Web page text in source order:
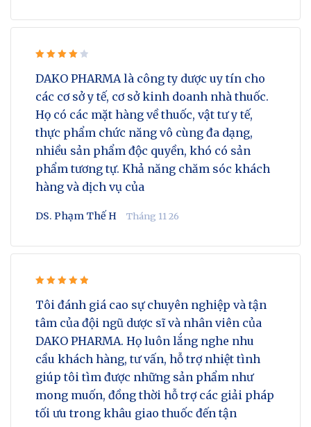
DAKO PHARMA là công ty dược uy tín cho
các cơ sở y tế, cơ sở kinh doanh nhà thuốc.
Họ có các mặt hàng về thuốc, vật tư y tế,
thực phẩm chức năng vô cùng đa dạng,
nhiều sản phẩm độc quyền, khó có sản
phẩm tương tự. Khả năng chăm sóc khách
hàng và dịch vụ của
DS. Phạm Thế H Tháng 11 26
out of 5
Tôi đánh giá cao sự chuyên nghiệp và tận
tâm của đội ngũ dược sĩ và nhân viên của
DAKO PHARMA. Họ luôn lắng nghe nhu
cầu khách hàng, tư vấn, hỗ trợ nhiệt tình
giúp tôi tìm được những sản phẩm như
mong muốn, đồng thời hỗ trợ các giải pháp
tối ưu trong khâu giao thuốc đến tận
out of 5